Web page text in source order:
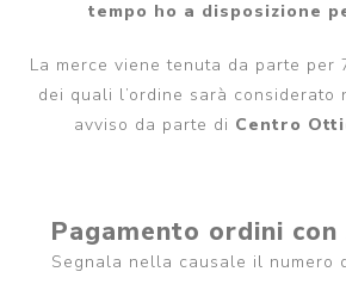
tempo ho a disposizione
La merce viene tenuta da parte per
dei quali l’ordine sarà considerato
avviso da parte di Centro
Pagamento ordini con
Segnala nella causale il numero